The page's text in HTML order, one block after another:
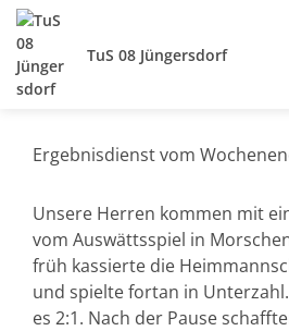
TuS 08 Jüngersdorf
Ergebnisdienst vom
Unsere Herren kommen mit
vom Auswättsspiel in
früh kassierte die
und spielte fortan in
es 2:1. Nach der Pause